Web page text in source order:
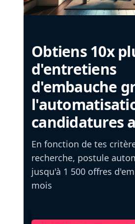
Obtiens 10x
d'entretiens
d'embauche
candidatures
En fonction de tes
recherche, postule
jusqu'à 1 500 offres
mois